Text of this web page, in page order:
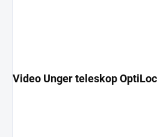
Video Unger teleskop OptiLoc